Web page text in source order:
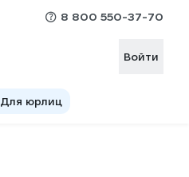
8 800 550-37-70
Войти
Для юрлиц